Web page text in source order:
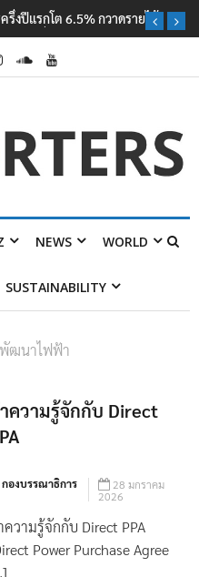
กวาดรายได้ 2.3 หมื่นล้านยูโร
รนด์ใหม่บุกตลาดไทย
NEWS WORLD
ความรู้จักกับ Direct
กองบรรณาธิการ
28 มกราคม
2026
ความรู้จักกับ Direct PPA